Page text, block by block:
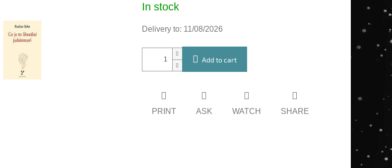
price:
In stock
Delivery to: 11/08/2026
Add to cart
PRINT ASK WATCH SHARE